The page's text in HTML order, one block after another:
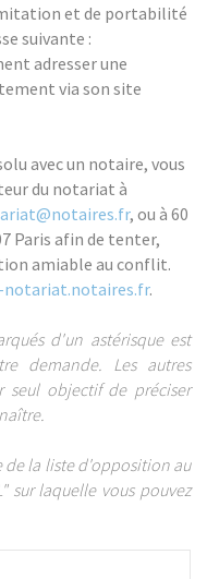
et de portabilité
suivante :
adresser une
via son site
avec un notaire, vous
du notariat à
, ou à 60
Paris afin de tenter,
amiable au conflit.
notariat.notaires.fr.
d'un astérisque est
demande. Les autres
seul objectif de préciser
de la liste d'opposition au
sur laquelle vous pouvez